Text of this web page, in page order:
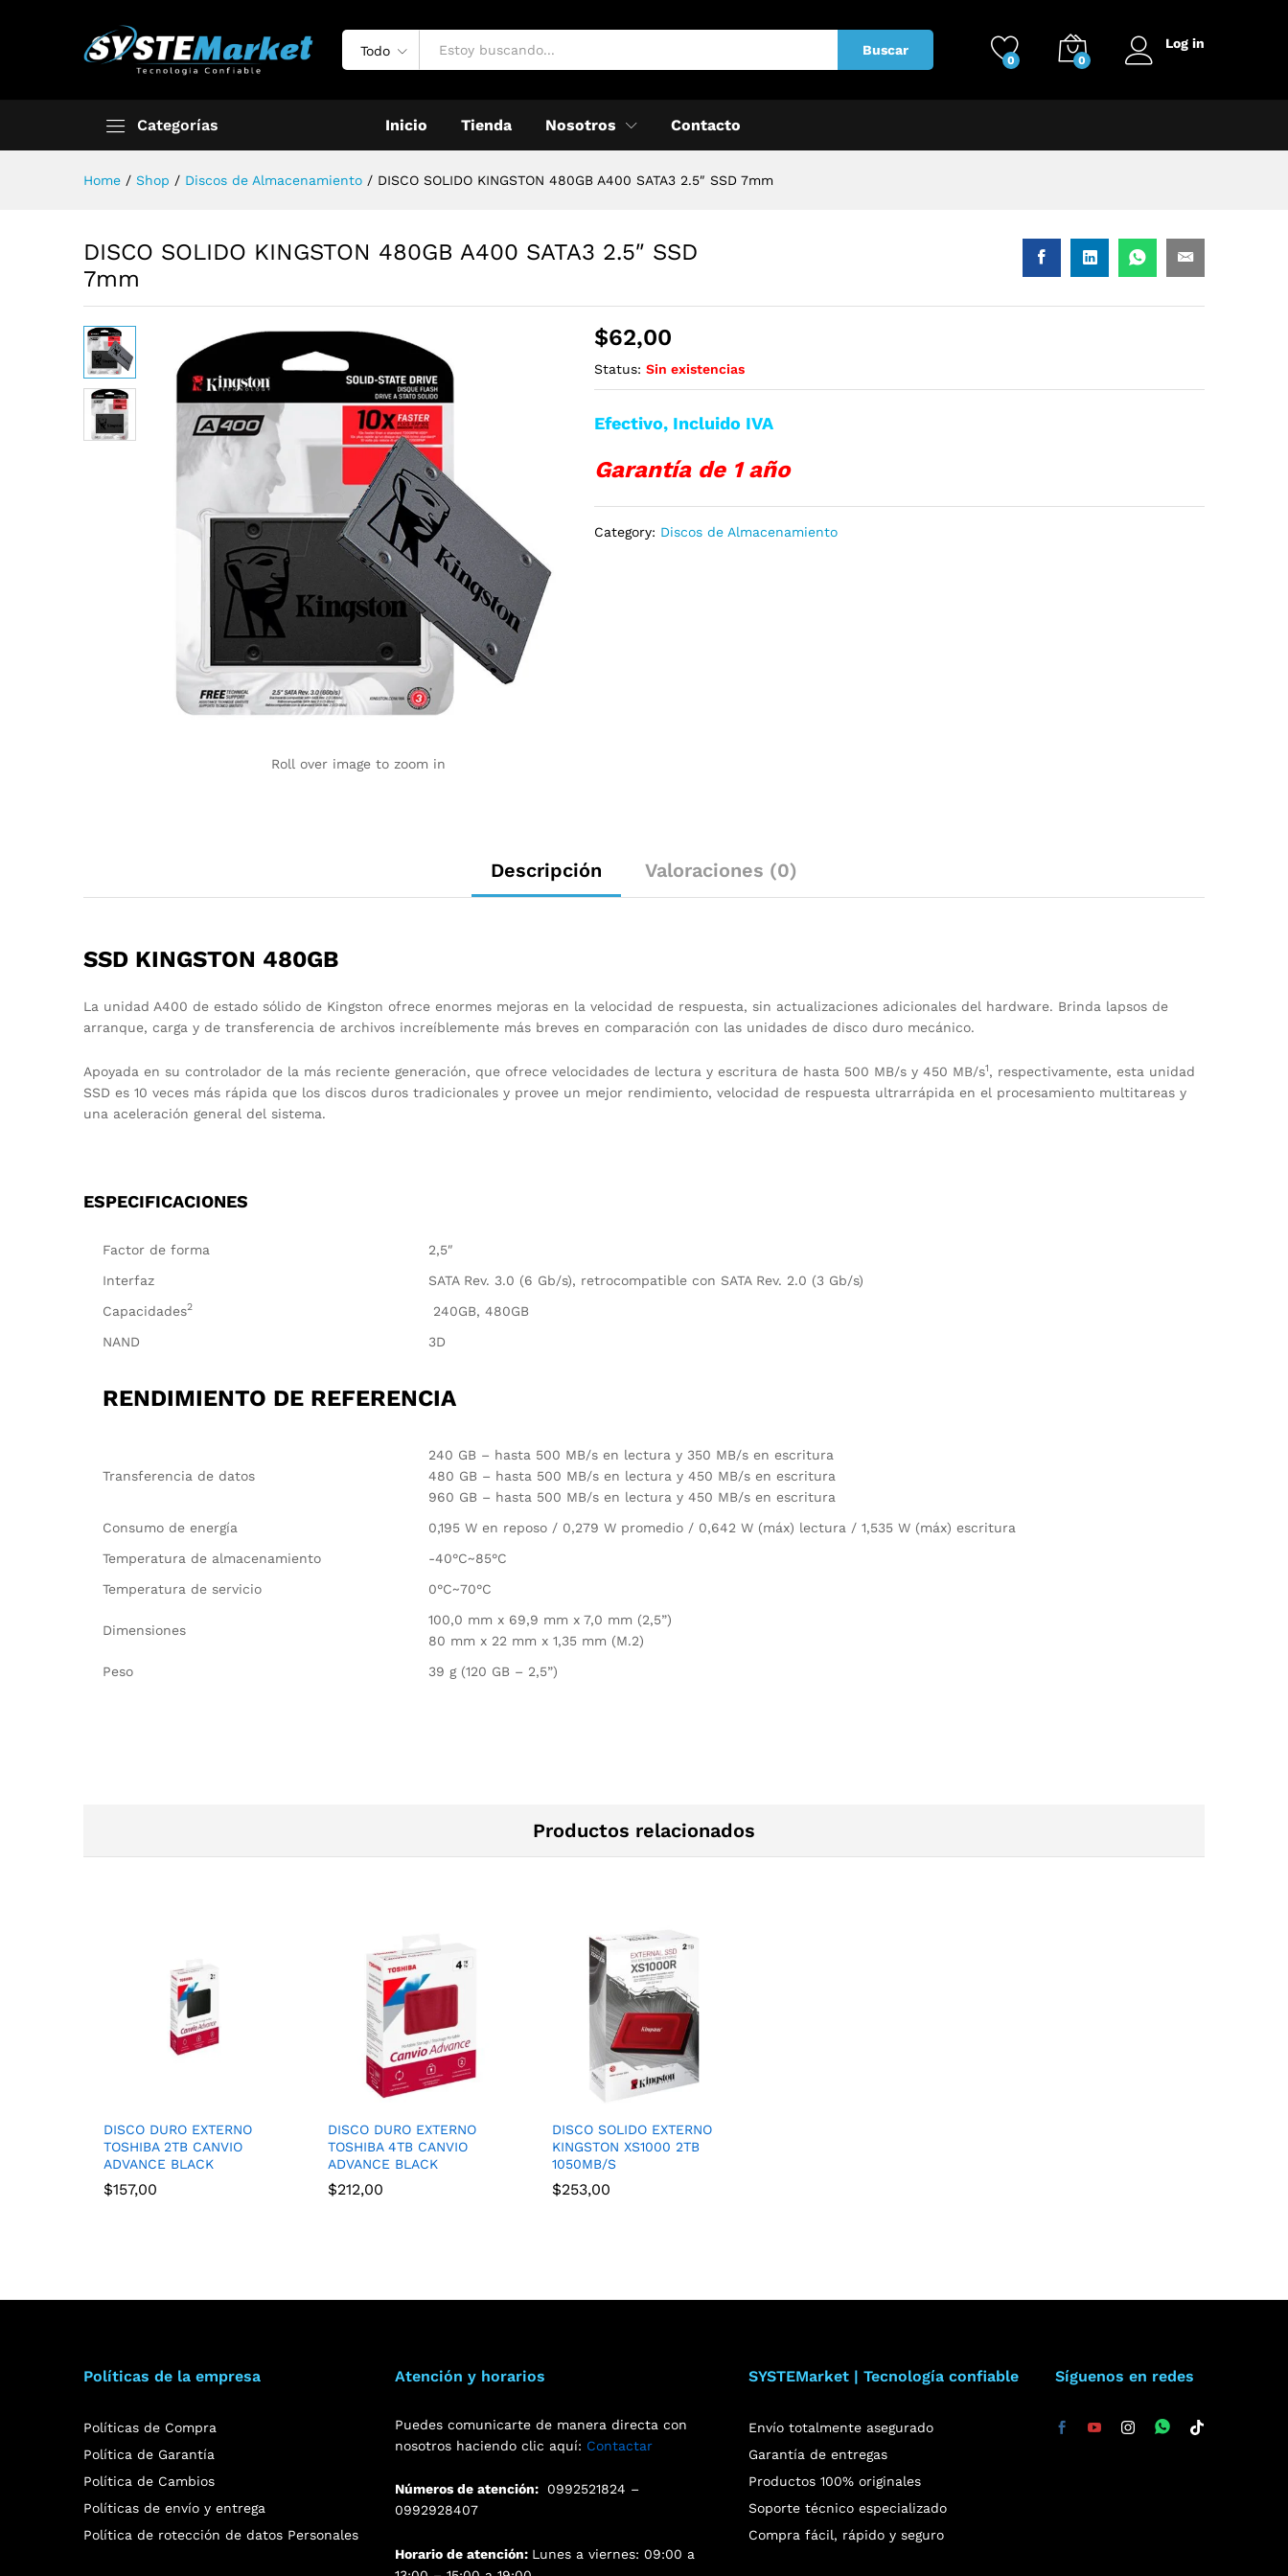
Todo Buscar
0 0
Log in
Categorías Inicio Tienda Nosotros Contacto
Home / Shop / Discos de Almacenamiento / DISCO SOLIDO KINGSTON 480GB A400 SATA3 2.5″ SSD 7mm
DISCO SOLIDO KINGSTON 480GB A400 SATA3 2.5″ SSD
7mm
Roll over image to zoom in
$62,00
Status: Sin existencias
Efectivo, Incluido IVA
Garantía de 1 año
Category: Discos de Almacenamiento
Descripción Valoraciones (0)
SSD KINGSTON 480GB
La unidad A400 de estado sólido de Kingston ofrece enormes mejoras en la velocidad de respuesta, sin actualizaciones adicionales del hardware. Brinda lapsos de
arranque, carga y de transferencia de archivos increíblemente más breves en comparación con las unidades de disco duro mecánico.
Apoyada en su controlador de la más reciente generación, que ofrece velocidades de lectura y escritura de hasta 500 MB/s y 450 MB/s1, respectivamente, esta unidad
SSD es 10 veces más rápida que los discos duros tradicionales y provee un mejor rendimiento, velocidad de respuesta ultrarrápida en el procesamiento multitareas y
una aceleración general del sistema.
ESPECIFICACIONES
Factor de forma
2,5″
Interfaz
SATA Rev. 3.0 (6 Gb/s), retrocompatible con SATA Rev. 2.0 (3 Gb/s)
Capacidades2
240GB, 480GB
NAND
3D
RENDIMIENTO DE REFERENCIA
Transferencia de datos
240 GB – hasta 500 MB/s en lectura y 350 MB/s en escritura
480 GB – hasta 500 MB/s en lectura y 450 MB/s en escritura
960 GB – hasta 500 MB/s en lectura y 450 MB/s en escritura
Consumo de energía
0,195 W en reposo / 0,279 W promedio / 0,642 W (máx) lectura / 1,535 W (máx) escritura
Temperatura de almacenamiento
-40°C~85°C
Temperatura de servicio
0°C~70°C
Dimensiones
100,0 mm x 69,9 mm x 7,0 mm (2,5”)
80 mm x 22 mm x 1,35 mm (M.2)
Peso
39 g (120 GB – 2,5”)
Productos relacionados
DISCO DURO EXTERNO
TOSHIBA 2TB CANVIO
ADVANCE BLACK
$157,00
DISCO DURO EXTERNO
TOSHIBA 4TB CANVIO
ADVANCE BLACK
$212,00
DISCO SOLIDO EXTERNO
KINGSTON XS1000 2TB
1050MB/S
$253,00
Políticas de la empresa
Políticas de Compra
Política de Garantía
Política de Cambios
Políticas de envío y entrega
Política de rotección de datos Personales
Atención y horarios
Puedes comunicarte de manera directa con
nosotros haciendo clic aquí: Contactar
Números de atención:
0992521824 –
0992928407
Horario de atención: Lunes a viernes: 09:00 a
SYSTEMarket | Tecnología confiable
Envío totalmente asegurado
Garantía de entregas
Productos 100% originales
Soporte técnico especializado
Compra fácil, rápido y seguro
Síguenos en redes